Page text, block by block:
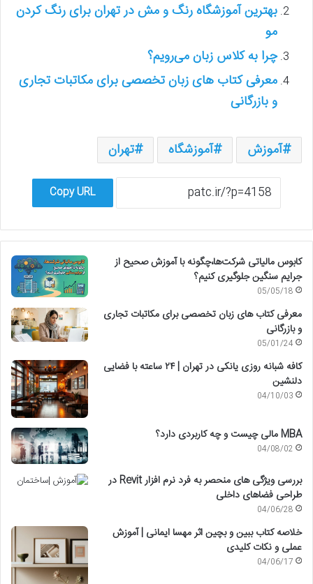
بهترین آموزشگاه رنگ و مش در تهران برای رنگ کردن
مو
چرا به کلاس زبان می‌رویم؟
معرفی کتاب های زبان تخصصی برای مکاتبات تجاری
و بازرگانی
آموزش آموزشگاه تهران
Copy URL
کابوس مالیاتی شرکت‌ها،چگونه با آموزش صحیح از
جرایم سنگین جلوگیری کنیم؟
05/05/18
معرفی کتاب های زبان تخصصی برای مکاتبات تجاری
و بازرگانی
05/01/24
کافه شبانه روزی یانکی در تهران | ۲۴ ساعته با فضایی
دلنشین
04/10/03
MBA مالی چیست و چه کاربردی دارد؟
04/08/02
بررسی ویژگی های منحصر به فرد نرم افزار Revit در
طراحی فضاهای داخلی
04/06/28
خلاصه کتاب ببین و بچین اثر مهسا ایمانی | آموزش
عملی و نکات کلیدی
04/06/17